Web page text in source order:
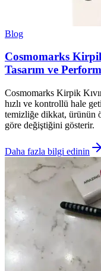
Blog
Cosmomarks
Tasarım ve
Cosmomarks Kirpik
hızlı ve kontrollü hale
temizliğe dikkat, ürünün
göre değiştiğini gösterir.
Daha fazla bilgi edinin